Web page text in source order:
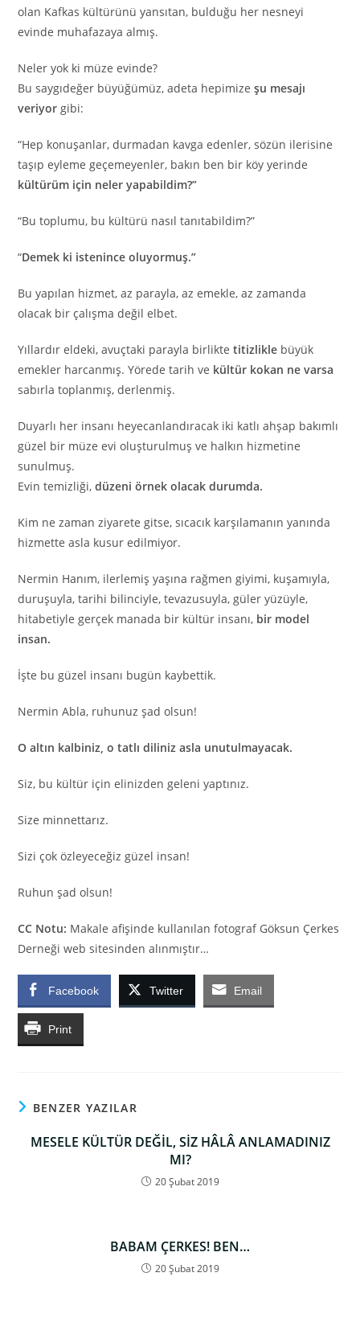
olan Kafkas kültürünü yansıtan, bulduğu her nesneyi
evinde muhafazaya almış.
Neler yok ki müze evinde?
Bu saygıdeğer büyüğümüz, adeta hepimizeşu mesajı
veriyor gibi:
“Hep konuşanlar, durmadan kavga edenler, sözün ilerisine
taşıp eyleme geçemeyenler, bakın ben bir köy yerinde
kültürüm için neler yapabildim?”
“Bu toplumu, bu kültürü nasıl tanıtabildim?”
“Demek ki istenince oluyormuş.”
Bu yapılan hizmet, az parayla, az emekle, az zamanda
olacak bir çalışma değil elbet.
Yıllardır eldeki, avuçtaki parayla birliktetitizlikle büyük
emekler harcanmış. Yörede tarih ve kültür kokan ne varsa
sabırla toplanmış, derlenmiş.
Duyarlı her insanı heyecanlandıracak iki katlı ahşap bakımlı
güzel bir müze evi oluşturulmuş ve halkın hizmetine
sunulmuş.
Evin temizliği,düzeni örnek olacak durumda.
Kim ne zaman ziyarete gitse, sıcacık karşılamanın yanında
hizmette asla kusur edilmiyor.
Nermin Hanım, ilerlemiş yaşına rağmen giyimi, kuşamıyla,
duruşuyla, tarihi bilinciyle, tevazusuyla, güler yüzüyle,
hitabetiyle gerçek manada bir kültür insanı, bir model
insan.
İşte bu güzel insanı bugün kaybettik.
Nermin Abla, ruhunuz şad olsun!
O altın kalbiniz, o tatlı diliniz asla unutulmayacak.
Siz, bu kültür için elinizden geleni yaptınız.
Size minnettarız.
Sizi çok özleyeceğiz güzel insan!
Ruhun şad olsun!
CC Notu: Makale afişinde kullanılan fotograf Göksun Çerkes
Derneği web sitesinden alınmıştır…
Facebook Twitter Email
Print
BENZER YAZILAR
MESELE KÜLTÜR DEĞİL, SİZ HÂLÂ ANLAMADINIZ
MI?
20 Şubat 2019
BABAM ÇERKES! BEN…
20 Şubat 2019